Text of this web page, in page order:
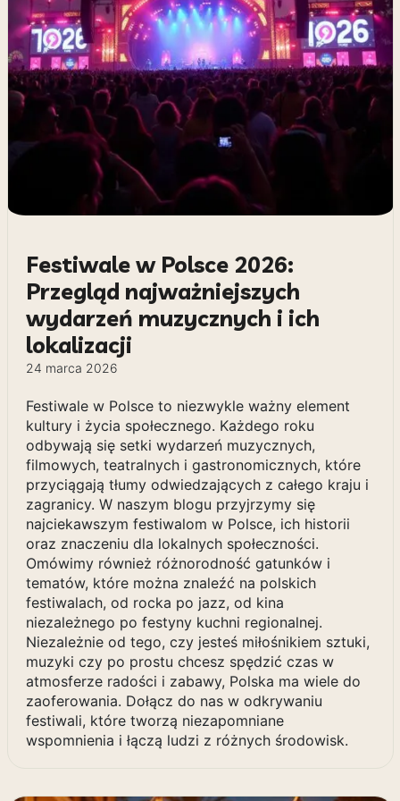
Festiwale w Polsce 2026:
Przegląd najważniejszych
wydarzeń muzycznych i ich
lokalizacji
24 marca 2026
Festiwale w Polsce to niezwykle ważny element
kultury i życia społecznego. Każdego roku
odbywają się setki wydarzeń muzycznych,
filmowych, teatralnych i gastronomicznych, które
przyciągają tłumy odwiedzających z całego kraju i
zagranicy. W naszym blogu przyjrzymy się
najciekawszym festiwalom w Polsce, ich historii
oraz znaczeniu dla lokalnych społeczności.
Omówimy również różnorodność gatunków i
tematów, które można znaleźć na polskich
festiwalach, od rocka po jazz, od kina
niezależnego po festyny kuchni regionalnej.
Niezależnie od tego, czy jesteś miłośnikiem sztuki,
muzyki czy po prostu chcesz spędzić czas w
atmosferze radości i zabawy, Polska ma wiele do
zaoferowania. Dołącz do nas w odkrywaniu
festiwali, które tworzą niezapomniane
wspomnienia i łączą ludzi z różnych środowisk.